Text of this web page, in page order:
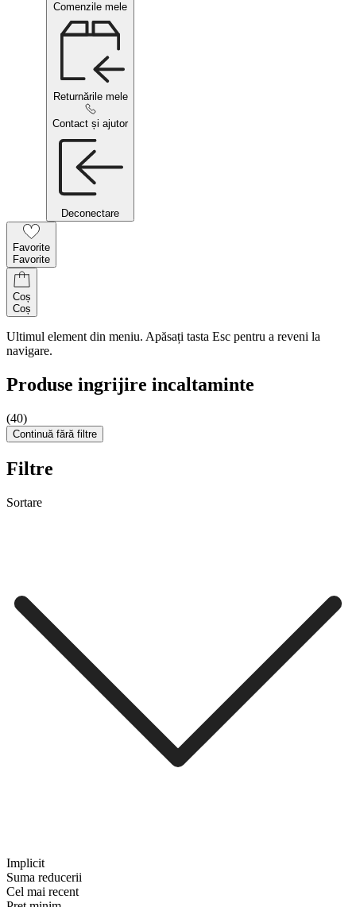
Comenzile mele
Returnările mele
Contact și ajutor
Deconectare
Favorite
Favorite
Coș
Coș
Ultimul element din meniu. Apăsați tasta Esc pentru a reveni la
navigare.
Produse ingrijire incaltaminte
(40)
Continuă fără filtre
Filtre
Sortare
Implicit
Suma reducerii
Cel mai recent